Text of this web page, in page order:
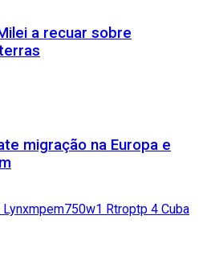
a recuar sobre
migração na Europa e